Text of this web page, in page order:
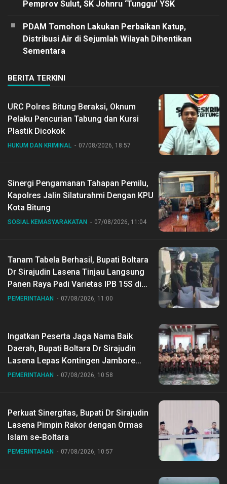
Pemprov Sulut, SK Johnru ‘Tunggu’ YSK
PDAM Tomohon Lakukan Perbaikan Katup,
Distribusi Air di Sejumlah Wilayah Dihentikan
Sementara
BERITA TERKINI
URC Polres Bitung Beraksi, Oknum
Pelaku Pencurian Tabung dan Kursi
Plastik Dicokok
HUKUM DAN KRIMINAL 07/08/2026, 18:57
Sinergi Pengamanan Tahapan Pemilu,
Kapolres Jalin Silaturahmi Dengan KPU
Kota Bitung
SOSIAL KEMASYARAKATAN 07/08/2026, 11:04
Tanam Tabela Berhasil, Bupati Boltara
Dr Sirajudin Lasena Tinjau Langsung
Panen Raya Padi Varietas IPB 15S di
Desa Gihang
PEMERINTAHAN 07/08/2026, 11:00
Ingatkan Peserta Jaga Nama Baik
Daerah, Bupati Boltara Dr Sirajudin
Lasena Lepas Kontingen Jambore
Nasional ke XII di Buperta Cibubur
PEMERINTAHAN 07/08/2026, 10:58
Perkuat Sinergitas, Bupati Dr Sirajudin
Lasena Pimpin Rakor dengan Ormas
Islam se-Boltara
PEMERINTAHAN 07/08/2026, 10:57